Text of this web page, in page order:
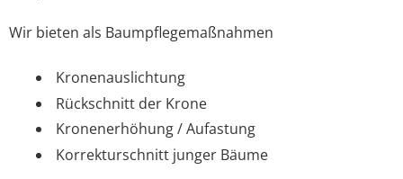
Wir bieten als Baumpflegemaßnahmen
Kronenauslichtung
Rückschnitt der Krone
Kronenerhöhung / Aufastung
Korrekturschnitt junger Bäume